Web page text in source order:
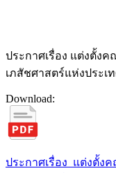
ประกาศเรื่อง แต่งตั้ง
เภสัชศาสตร์แห่งประเ
Download:
ประกาศเรื่อง_แต่งตั้